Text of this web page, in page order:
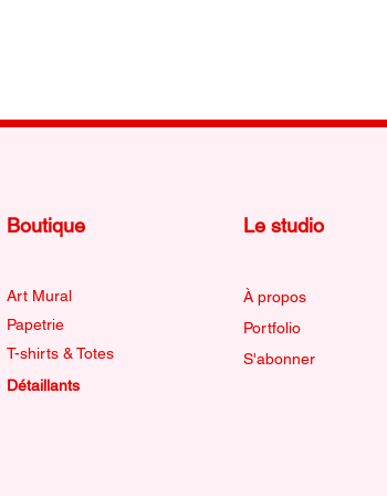
Boutique
Art Mural
Papetrie
T-shirts & Totes
Détaillants
Le studio
À propos
Portfolio
S'abonner